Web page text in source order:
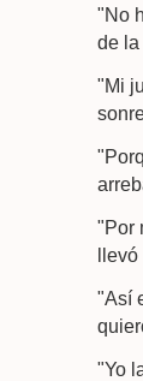
"No
de la
"Mi
"Por
llevó
"Así
"Yo